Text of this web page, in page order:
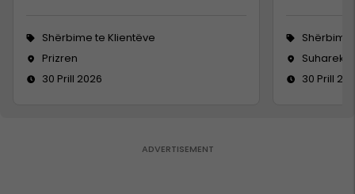
Shërbime te Klientëve
Prizren
30 Prill 2026
Suharekë
30 Prill